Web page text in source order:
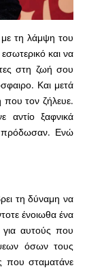
τη λάμψη του
και να
στη ζωή σου
Και μετά
που τον ζήλευε.
αντίο ξαφνικά
πρόδωσαν. Ενώ
τη δύναμη να
ένοιωθα ένα
για αυτούς που
όσων τους
που σταματάνε